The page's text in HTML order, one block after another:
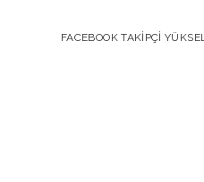
FACEBOOK TAKIPÇI